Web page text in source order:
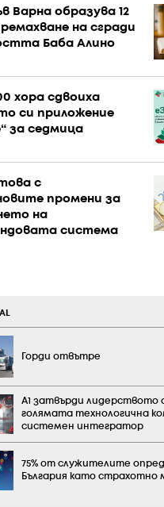
Варна образува 12
на сгради
Баба Алино
хора сдвоиха
си приложение
за седмица
с
промени за
на
система
Горди отвътре
А1 затвърди лидерството
голямата технологична
системен интегратор
75% от служителите
България като страхотно